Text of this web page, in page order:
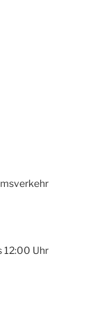
12:00 Uhr